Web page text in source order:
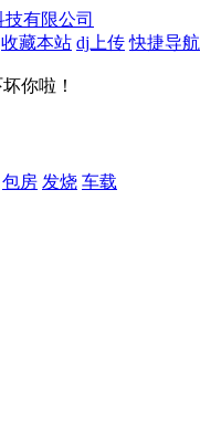
有限公司
收藏本站 dj上传 快捷导航
包房 发烧 车载